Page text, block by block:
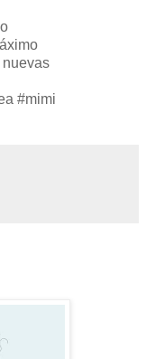
#mimi